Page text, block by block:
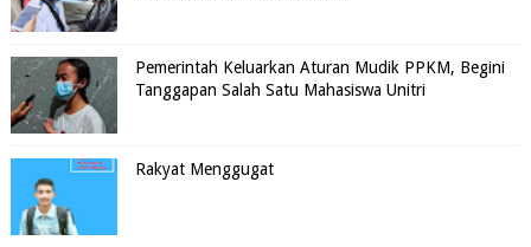
Pemerintah Keluarkan Aturan Mudik PPKM, Begini
Tanggapan Salah Satu Mahasiswa Unitri
Rakyat Menggugat